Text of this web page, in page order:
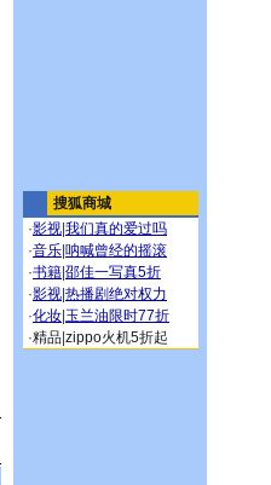
搜狐商城
·影视 我们真的爱过吗
·音乐 呐喊曾经的摇滚
·书籍 邵佳一写真5折
·影视 热播剧绝对权力
·化妆 玉兰油限时77折
·精品 zippo火机5折起